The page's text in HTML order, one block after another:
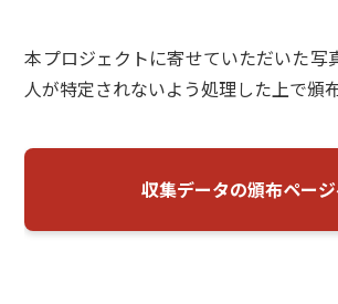
本プロジェクトに寄せていただいた写
人が特定されないよう処理した上で頒
収集データの頒布ペー